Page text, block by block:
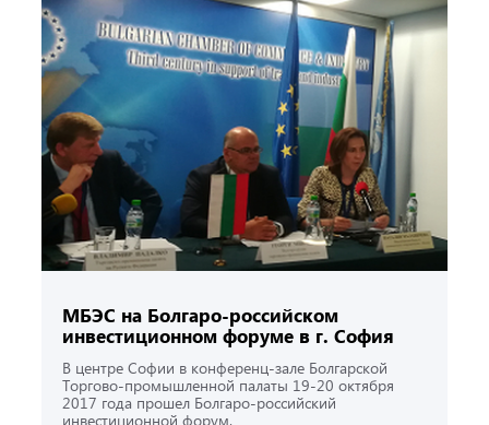
МБЭС на Болгаро-рос­сийс­ком
инвестицион­ном форуме в г. София
В центре Софии в конференц-зале Болгарской
Торгово-промышленной палаты 19-20 октября
2017 года прошел Болгаро-российский
инвестиционной форум.